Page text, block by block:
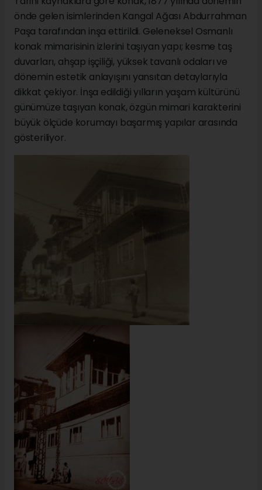
önde gelen isimlerinden Kangal Ağası Abdurrahman
Paşa tarafından inşa ettirildi. Geleneksel Osmanlı
konak mimarisinin izlerini taşıyan yapı; kesme taş
duvarları, ahşap işçiliği, yüksek tavanlı odaları ve
dönemin estetik anlayışını yansıtan detaylarıyla
dikkat çekiyor. İnşa edildiği yılların yaşam kültürünü
günümüze taşıyan konak, özgün mimari karakterini
büyük ölçüde korumayı başarmış yapılar arasında
gösteriliyor.